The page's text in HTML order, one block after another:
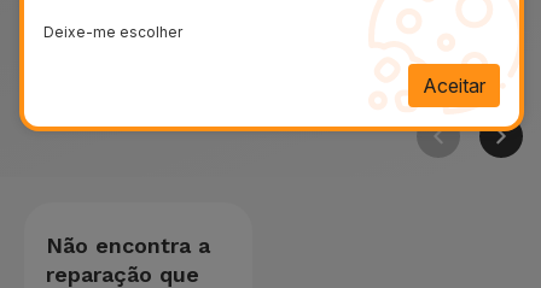
Lenovo
Reparar
Líquidos
Não encontra a
reparação que
Deixe-me escolher
Aceitar